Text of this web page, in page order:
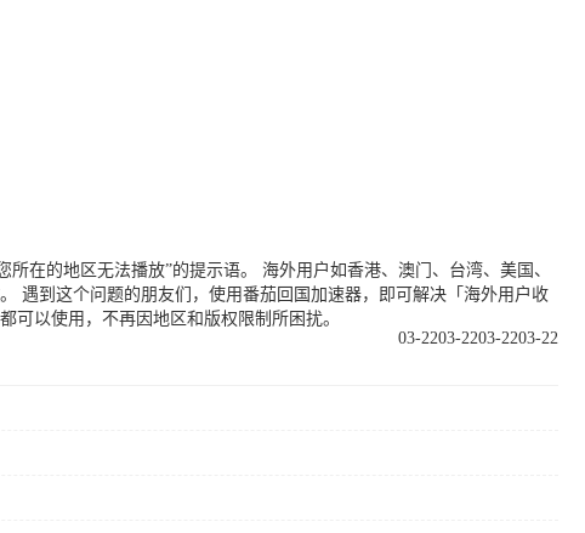
在的地区无法播放”的提示语。 海外用户如香港、澳门、台湾、美国、
遇到这个问题的朋友们，使用番茄回国加速器，即可解决「海外用户收
可以使用，不再因地区和版权限制所困扰。
03-22
03-22
03-22
03-22